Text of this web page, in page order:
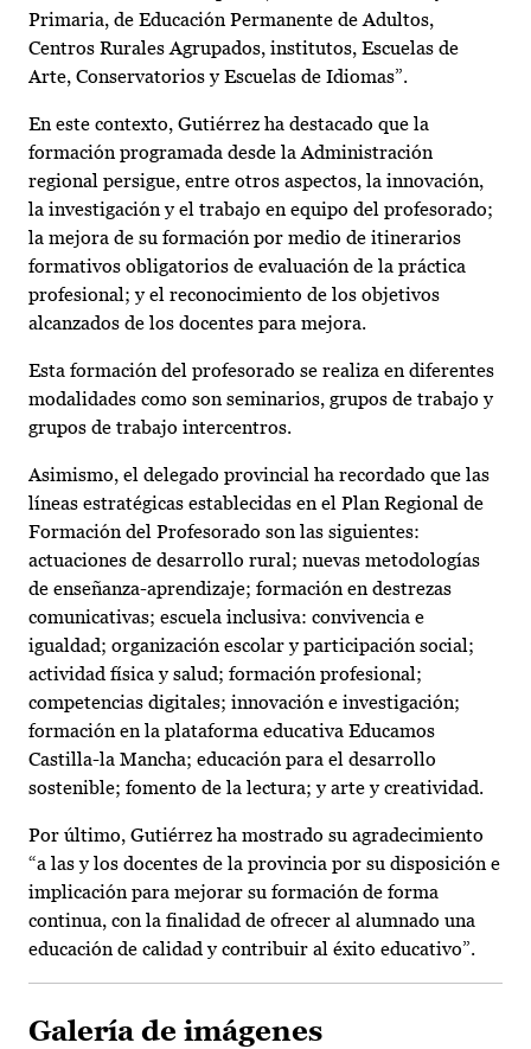
Primaria, de Educación Permanente de Adultos,
Centros Rurales Agrupados, institutos, Escuelas de
Arte, Conservatorios y Escuelas de Idiomas”.
En este contexto, Gutiérrez ha destacado que la
formación programada desde la Administración
regional persigue, entre otros aspectos, la innovación,
la investigación y el trabajo en equipo del profesorado;
la mejora de su formación por medio de itinerarios
formativos obligatorios de evaluación de la práctica
profesional; y el reconocimiento de los objetivos
alcanzados de los docentes para mejora.
Esta formación del profesorado se realiza en diferentes
modalidades como son seminarios, grupos de trabajo y
grupos de trabajo intercentros.
Asimismo, el delegado provincial ha recordado que las
líneas estratégicas establecidas en el Plan Regional de
Formación del Profesorado son las siguientes:
actuaciones de desarrollo rural; nuevas metodologías
de enseñanza-aprendizaje; formación en destrezas
comunicativas; escuela inclusiva: convivencia e
igualdad; organización escolar y participación social;
actividad física y salud; formación profesional;
competencias digitales; innovación e investigación;
formación en la plataforma educativa Educamos
Castilla-la Mancha; educación para el desarrollo
sostenible; fomento de la lectura; y arte y creatividad.
Por último, Gutiérrez ha mostrado su agradecimiento
“a las y los docentes de la provincia por su disposición e
implicación para mejorar su formación de forma
continua, con la finalidad de ofrecer al alumnado una
educación de calidad y contribuir al éxito educativo”.
Galería de imágenes